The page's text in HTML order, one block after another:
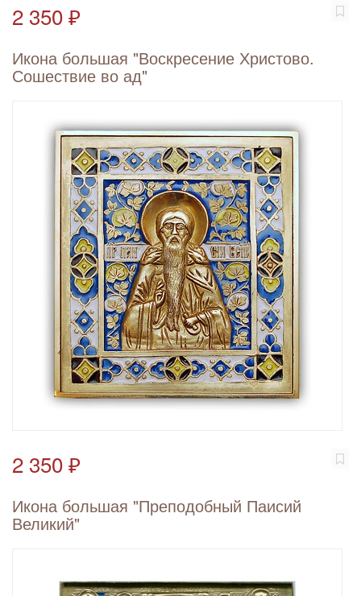
2 350 ₽
Икона большая "Воскресение Христово.
Сошествие во ад"
2 350 ₽
Икона большая "Преподобный Паисий
Великий"